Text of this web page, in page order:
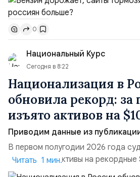
необходимости, инфляция и
поставках бензина. А с другой –
турбулентность: перебои в работе
блокировки сайтов,
российские платформы.Что из
0
Национальный Курс
Сегодня в 8:22
Национализация в
обновила рекорд: за
изъято активов на
Приводим данные из
В первом полугодии 2026 года
государству активы на
подсчитали аналитики AK&M. Это
Читать 1 мин.